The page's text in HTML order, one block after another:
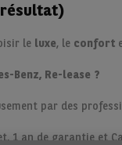
le luxe, le confort
Benz, Re-lease ?
par des
1 an de garantie et